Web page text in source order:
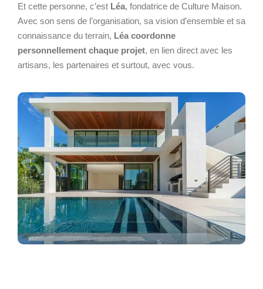
Et cette personne, c’est Léa, fondatrice de Culture Maison.
Avec son sens de l’organisation, sa vision d’ensemble et sa
connaissance du terrain, Léa coordonne
personnellement chaque projet, en lien direct avec les
artisans, les partenaires et surtout, avec vous.